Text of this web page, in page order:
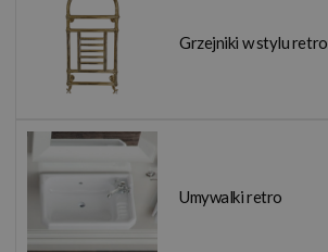
Grzejniki w stylu retro
Umywalki retro